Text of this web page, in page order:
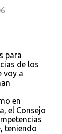
para
de los
voy a
en
el Consejo
teniendo